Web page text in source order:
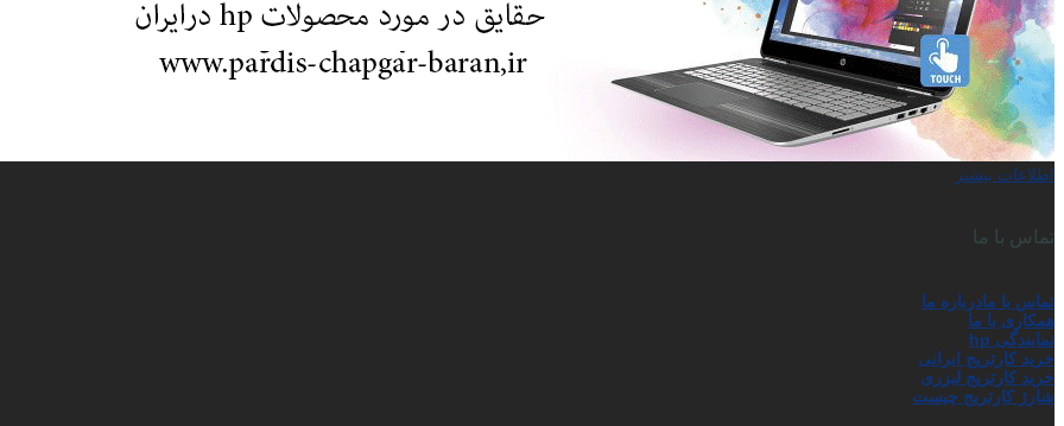
اطلاعات بیشتر
تماس با ما
تماس با مادرباره ما
همکاری با ما
نمایندگی hp
خرید کارتریج ایرانی
خرید کارتریج لیزری
شارژ کارتریج چیست